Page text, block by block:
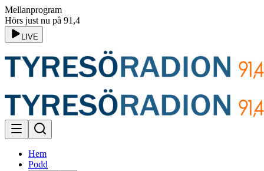
Mellanprogram
Hörs just nu på 91,4
LIVE
Hem
Podd